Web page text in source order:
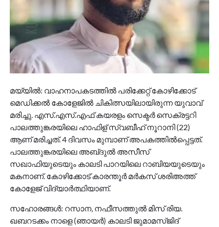
മയ്യിൽ: വാഹനാപകടത്തിൽ പരിക്കേറ്റ് കോഴിക്കോട്
മെഡിക്കൽ കോളേജിൽ ചികിത്സയിലായിരുന്ന യുവാവ്
മരിച്ചു. എസ്.എസ്.എഫ് കയരളം സെക്ടർ സെക്രട്ടറി
പാലത്തുങ്കരയിലെ ഹാഫിള് സ്വബീഹ് നൂറാനി (22)
ആണ് മരിച്ചത്. 4 ദിവസം മുമ്പാണ് അപകത്തിൽപ്പെട്ടത്.
പാലത്തുങ്കരയിലെ അബ്‌ദുൽ അസീസ്
സഖാഫിയുടെയും കാലടി പാറയിലെ റാബിയയുടെയും
മകനാണ്. കോഴിക്കോട് കാരന്തൂർ മർകസ് ശരിഅത്ത്
കോളേജ് വിദ്യാർത്ഥിയാണ്.
സഹോരങ്ങൾ: റസാന, നഫീസത്തുൽ മിസ് രിയ.
ഖബറടക്കം നാളെ (ഞായർ) കാലടി ജുമാമസ്‌ജിദ്